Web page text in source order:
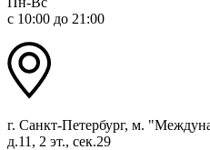
с 10:00 до 21:00
г. Санкт-Петербург, м.
д.11, 2 эт., сек.29